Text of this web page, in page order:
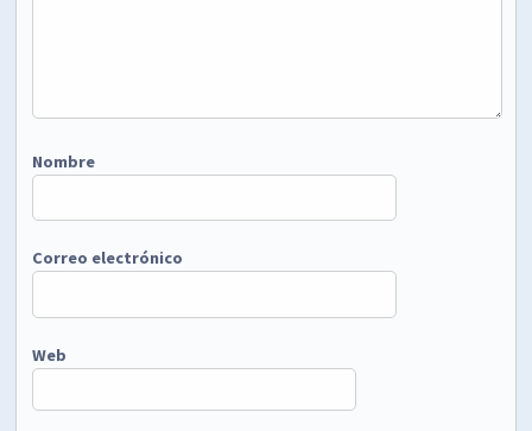
Nombre
Correo electrónico
Web